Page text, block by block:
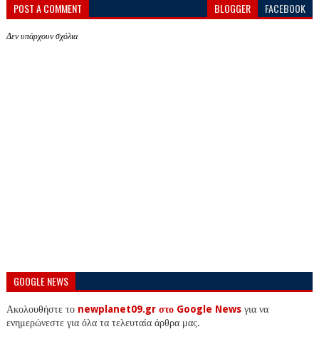
POST A COMMENT BLOGGER FACEBOOK
Δεν υπάρχουν σχόλια
GOOGLE NEWS
Ακολουθήστε το newplanet09.gr στο Google Newsγια να
ενημερώνεστε για όλα τα τελευταία άρθρα μας.